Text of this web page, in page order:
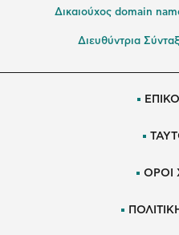
Δικαιούχος domain
Διευθύντρια
ΟΡΟΙ